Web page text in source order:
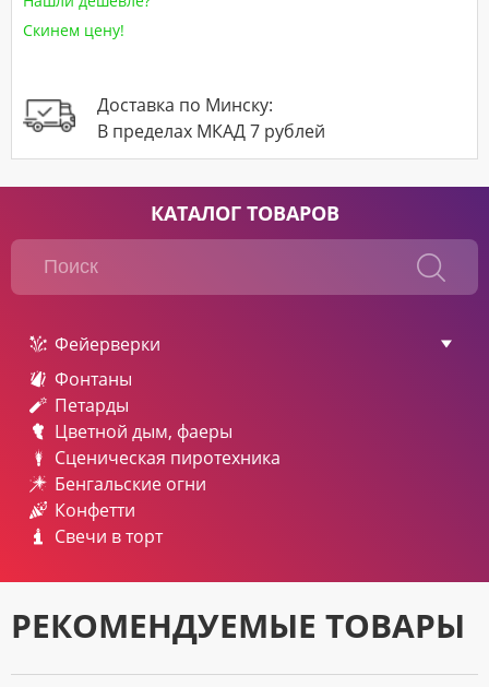
Скинем цену!
Доставка по Минску:
В пределах МКАД 7 рублей
КАТАЛОГ ТОВАРОВ
Фейерверки
Фонтаны
Петарды
Цветной дым, фаеры
Сценическая пиротехника
Бенгальские огни
Конфетти
Свечи в торт
РЕКОМЕНДУЕМЫЕ ТОВАРЫ